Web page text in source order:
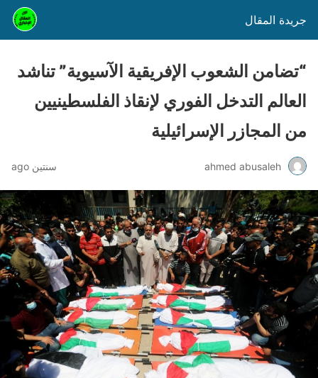
جريدة المقال
“تضامن الشعوب الإفريقية الآسيوية” تناشد
العالم التدخل الفوري لإنقاذ الفلسطينيين
من المجازر الإسرائيلية
ahmed abusaleh سنتين ago